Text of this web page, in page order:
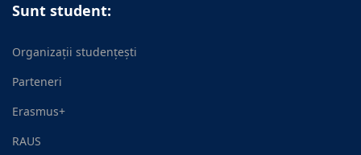
Sunt student:
Organizații studențești
Parteneri
Erasmus+
RAUS